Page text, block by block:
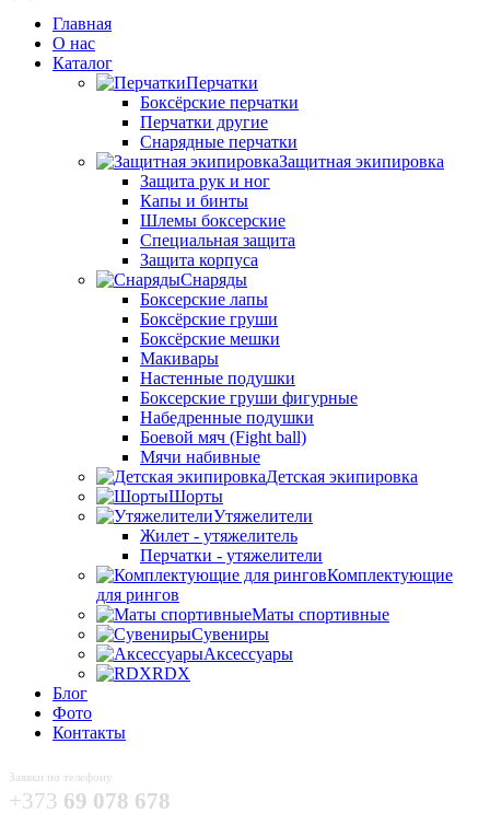
Главная
О нас
Каталог
Перчатки
Боксёрские перчатки
Перчатки другие
Снарядные перчатки
Защитная экипировка
Защита рук и ног
Капы и бинты
Шлемы боксерские
Специальная защита
Защита корпуса
Снаряды
Боксерские лапы
Боксёрские груши
Боксёрские мешки
Макивары
Настенные подушки
Боксерские груши фигурные
Набедренные подушки
Боевой мяч (Fight ball)
Мячи набивные
Детская экипировка
Шорты
Утяжелители
Жилет - утяжелитель
Перчатки - утяжелители
Комплектующие
для рингов
Маты спортивные
Сувениры
Аксессуары
RDX
Блог
Фото
Контакты
Заявки по телефону
+373 69 078 678